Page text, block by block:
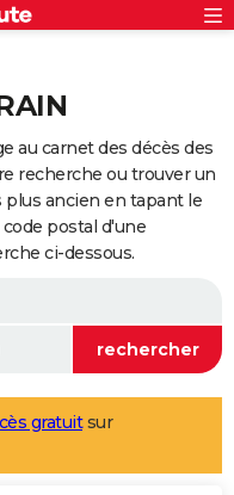
au carnet des décès des
recherche ou trouver un
plus ancien en tapant le
postal d'une
ci-dessous.
gratuitsur